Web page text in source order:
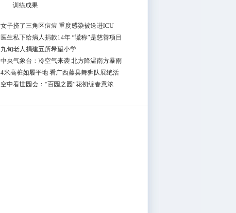
训练成果
女子挤了三角区痘痘 重度感染被送进ICU
医生私下给病人捐款14年 “谎称”是慈善项目
九旬老人捐建五所希望小学
中央气象台：冷空气来袭 北方降温南方暴雨
4米高桩如履平地 看广西藤县舞狮队展绝活
空中看世园会：“百园之园”花初绽春意浓